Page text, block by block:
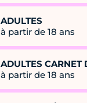
ADULTES
à partir de 18 ans
ADULTES CARNET
à partir de 18 ans